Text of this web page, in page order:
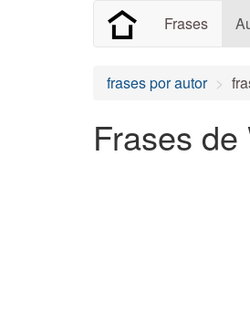
Frases
frases por autor
Frases